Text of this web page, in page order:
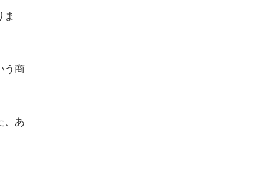
ま
う商
、あ